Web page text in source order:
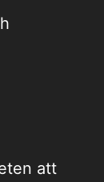
att